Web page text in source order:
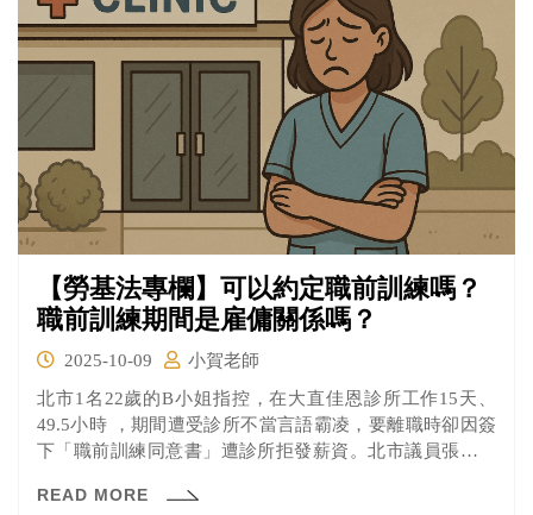
【勞基法專欄】可以約定職前訓練嗎？
職前訓練期間是雇傭關係嗎？
2025-10-09
小賀老師
北市1名22歲的B小姐指控，在大直佳恩診所工作15天、
49.5小時 ，期間遭受診所不當言語霸凌，要離職時卻因簽
下「職前訓練同意書」遭診所拒發薪資。北市議員張斯綱
所過去類似案例，疑長期以「職前訓練」規避《勞基
READ MORE